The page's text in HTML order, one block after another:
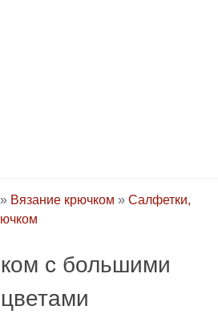
» Вязание крючком » Салфетки,
с большими